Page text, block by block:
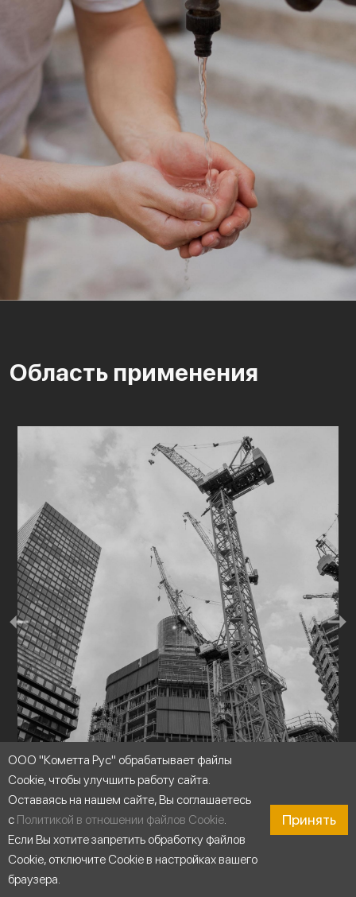
Область применения
Строительство
ООО "Кометта Рус" обрабатывает файлы
Cookie, чтобы улучшить работу сайта.
Оставаясь на нашем сайте, Вы соглашаетесь
с Политикой в отношении файлов Cookie.
Если Вы хотите запретить обработку файлов
Cookie, отключите Cookie в настройках вашего
браузера.
Принять